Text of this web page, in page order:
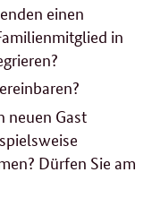
einen
in
neuen Gast
Dürfen Sie am